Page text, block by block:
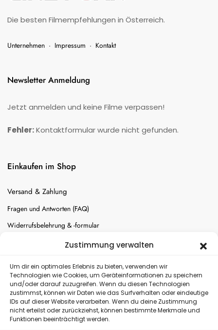
Zustimmung verwalten
Um dir ein optimales Erlebnis zu bieten, verwenden wir
Technologien wie Cookies, um Geräteinformationen zu speichern
und/oder darauf zuzugreifen. Wenn du diesen Technologien
zustimmst, können wir Daten wie das Surfverhalten oder eindeutige
IDs auf dieser Website verarbeiten. Wenn du deine Zustimmung
nicht erteilst oder zurückziehst, können bestimmte Merkmale und
Funktionen beeinträchtigt werden.
Die besten Filmempfehlungen in Österreich.
Unternehmen · Impressum · Kontakt
Newsletter Anmeldung
Jetzt anmelden und keine Filme verpassen!
Fehler:Kontaktformular wurde nicht gefunden.
Einkaufen im Shop
Versand & Zahlung
Fragen und Antworten (FAQ)
Widerrufsbelehrung & -formular
Batterien-Entsorgung
Versand
Kostenloser Rückversand